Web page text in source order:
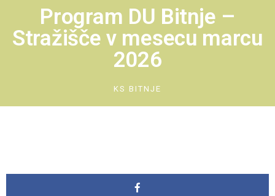
Program DU Bitnje –
Stražišče v mesecu marcu
2026
KS BITNJE